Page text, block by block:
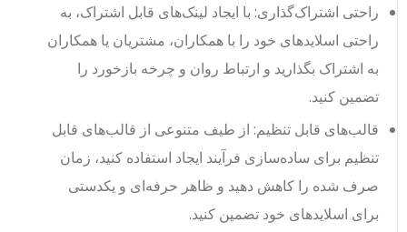
راحتی اشتراک‌گذاری: با ایجاد لینک‌های قابل اشتراک، به
راحتی اسلایدهای خود را با همکاران، مشتریان یا همکاران
به اشتراک بگذارید و ارتباط روان و چرخه بازخورد را
تضمین کنید.
قالب‌های قابل تنظیم: از طیف متنوعی از قالب‌های قابل
تنظیم برای ساده‌سازی فرآیند ایجاد استفاده کنید، زمان
صرف شده را کاهش دهید و ظاهر حرفه‌ای و یکدستی
برای اسلایدهای خود تضمین کنید.